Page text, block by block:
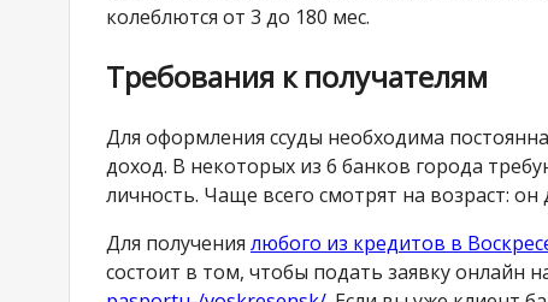
колеблются от 3 до 180 мес.
Требования к получателям
Для оформления ссуды необходима
доход. В некоторых из 6 банков города
личность. Чаще всего смотрят на возраст:
Для получения любого из кредитов в
состоит в том, чтобы подать заявку онлайн